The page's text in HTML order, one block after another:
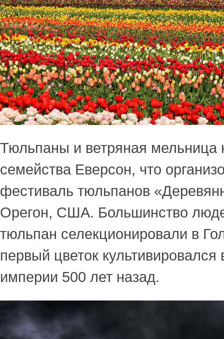
Тюльпаны и ветряная
семейства Еверсон, что
фестиваль тюльпанов
Орегон, США. Большинство
тюльпан селекционировали в
первый цветок
империи 500 лет назад.